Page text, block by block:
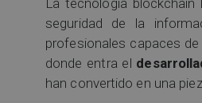
seguridad de la
profesionales capaces
donde entra el
han convertido en una